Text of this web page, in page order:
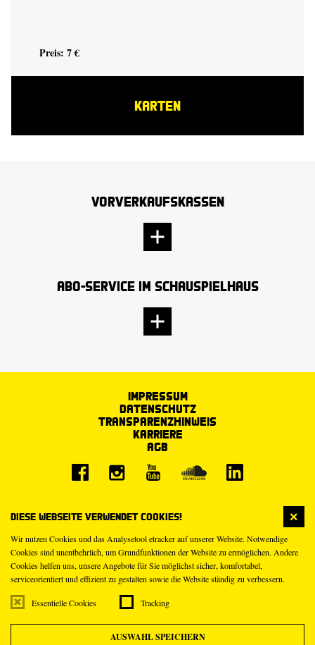
Diese Webseite verwendet Cookies!
Wir nutzen Cookies und das Analysetool etracker auf unserer Website. Notwendige
Cookies sind unentbehrlich, um Grundfunktionen der Website zu ermöglichen. Andere
Cookies helfen uns, unsere Angebote für Sie möglichst sicher, komfortabel,
serviceorientiert und effizient zu gestalten sowie die Website ständig zu verbessern.
Essentielle Cookies Tracking
AUSWAHL SPEICHERN
Preis: 7 €
KARTEN
Vorverkaufskassen
Abo-Service im Schauspielhaus
Impressum
Datenschutz
Transparenzhinweis
Karriere
AGB